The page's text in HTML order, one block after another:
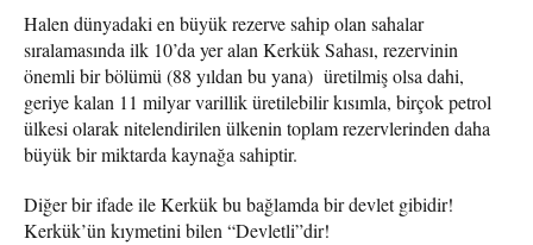
Halen dünyadaki en büyük rezerve sahip olan sahalar
sıralamasında ilk 10’da yer alan Kerkük Sahası, rezervinin
önemli bir bölümü (88 yıldan bu yana) üretilmiş olsa dahi,
geriye kalan 11 milyar varillik üretilebilir kısımla, birçok petrol
ülkesi olarak nitelendirilen ülkenin toplam rezervlerinden daha
büyük bir miktarda kaynağa sahiptir.
Diğer bir ifade ile Kerkük bu bağlamda bir devlet gibidir!
Kerkük’ün kıymetini bilen “Devletli”dir!